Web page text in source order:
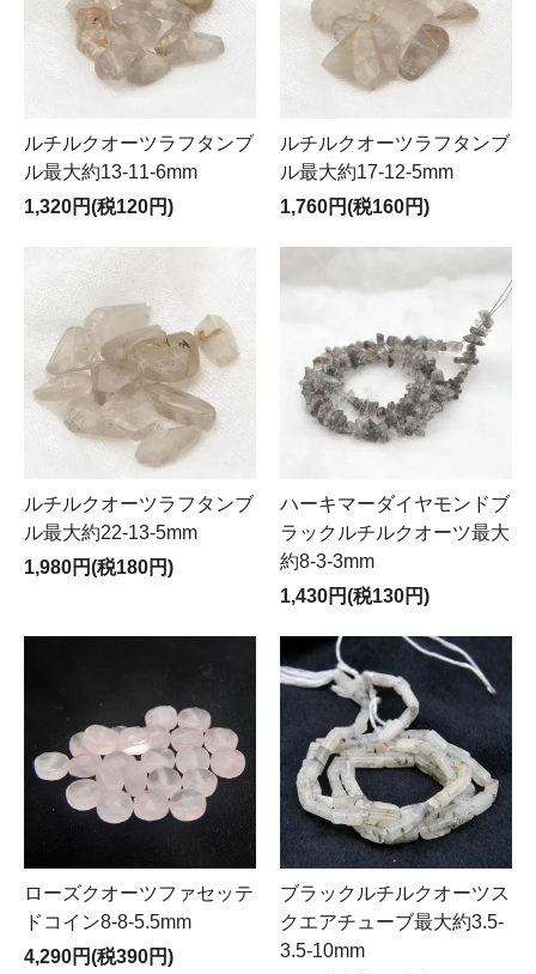
ルチルクオーツラフタンブ
ル最大約13-11-6mm
1,320円(税120円)
ルチルクオーツラフタンブ
ル最大約17-12-5mm
1,760円(税160円)
ルチルクオーツラフタンブ
ル最大約22-13-5mm
1,980円(税180円)
ハーキマーダイヤモンドブ
ラックルチルクオーツ最大
約8-3-3mm
1,430円(税130円)
ローズクオーツファセッテ
ドコイン8-8-5.5mm
4,290円(税390円)
ブラックルチルクオーツス
クエアチューブ最大約3.5-
3.5-10mm